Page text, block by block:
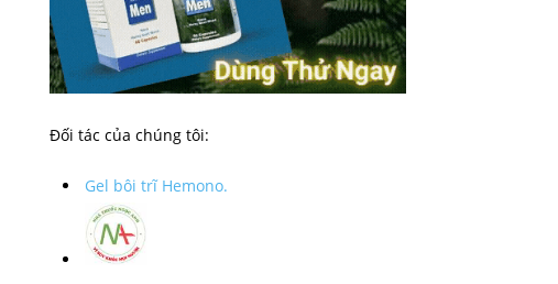
Đối tác của chúng tôi:
Gel bôi trĩ Hemono.